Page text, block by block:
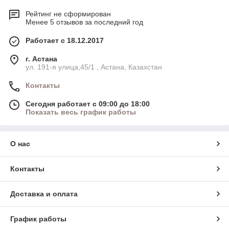
Рейтинг не сформирован
Менее 5 отзывов за последний год
Работает с 18.12.2017
г. Астана
ул. 191-я улица,45/1 , Астана, Казахстан
Контакты
Сегодня работает с 09:00 до 18:00
Показать весь график работы
О нас
Контакты
Доставка и оплата
График работы